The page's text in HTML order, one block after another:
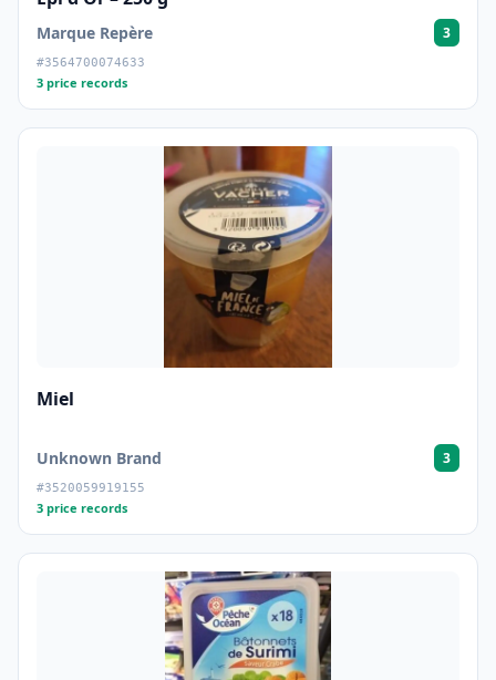
Marque Repère 3
#3564700074633
3 price records
Miel
Unknown Brand 3
#3520059919155
3 price records